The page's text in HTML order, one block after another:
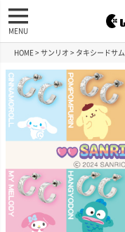
MENU
HOME サンリオ タキシードサム